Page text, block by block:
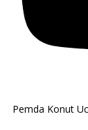
Pemda Konut